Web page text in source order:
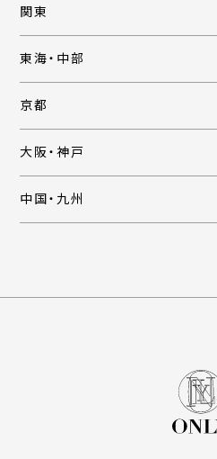
関東
東海・中部
京都
大阪・神戸
中国・九州